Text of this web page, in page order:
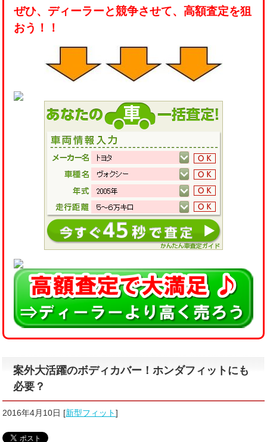
ぜひ、ディーラーと競争させて、高額査定を狙
おう！！
案外大活躍のボディカバー！ホンダフィットにも
必要？
2016年4月10日 [新型フィット]